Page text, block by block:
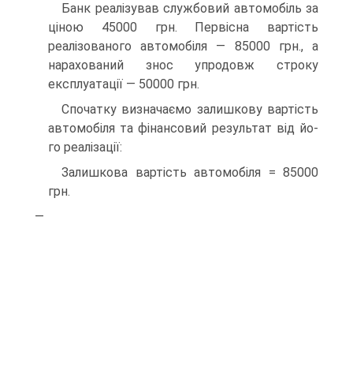
Банк реалізував службовий автомобіль за
ціною 45000 грн. Первісна вартість
реалізованого автомобіля — 85000 грн., а
нарахований знос упродовж строку
експлуатації — 50000 грн.
Спочатку визначаємо залишкову вартість
автомобіля та фінансовий результат від йо-
го реалізації:
Залишкова вартість автомобіля = 85000
грн.
—